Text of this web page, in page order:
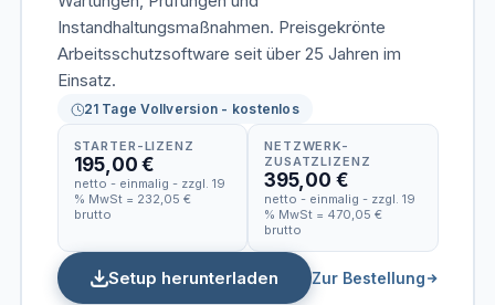
Instandhaltungsmaßnahmen. Preisgekrönte
Arbeitsschutzsoftware seit über 25 Jahren im
Einsatz.
21 Tage Vollversion - kostenlos
STARTER-LIZENZ
195,00 €
netto - einmalig - zzgl. 19
% MwSt = 232,05 €
brutto
NETZWERK-
ZUSATZLIZENZ
395,00 €
netto - einmalig - zzgl. 19
% MwSt = 470,05 €
brutto
Setup herunterladen Zur Bestellung